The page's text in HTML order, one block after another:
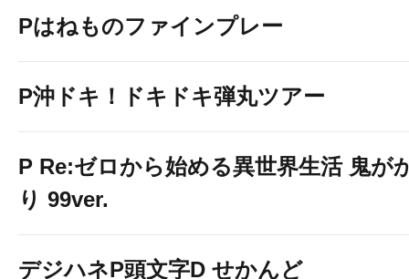
Pはねものファインプレー
P沖ドキ！ドキドキ弾丸ツアー
P Re:ゼロから始める異世界生活 鬼が
り 99ver.
デジハネP頭文字D せかんど